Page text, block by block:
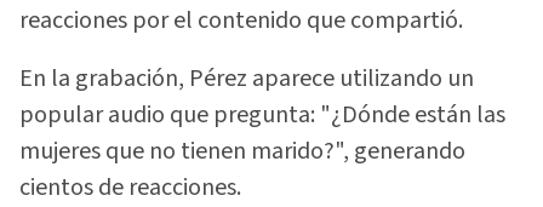
reacciones por el contenido que compartió.
En la grabación, Pérez aparece utilizando un
popular audio que pregunta: "¿Dónde están las
mujeres que no tienen marido?", generando
cientos de reacciones.